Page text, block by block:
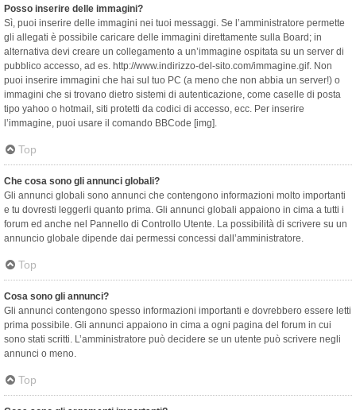
Posso inserire delle immagini?
Sì, puoi inserire delle immagini nei tuoi messaggi. Se l’amministratore permette
gli allegati è possibile caricare delle immagini direttamente sulla Board; in
alternativa devi creare un collegamento a un’immagine ospitata su un server di
pubblico accesso, ad es. http://www.indirizzo-del-sito.com/immagine.gif. Non
puoi inserire immagini che hai sul tuo PC (a meno che non abbia un server!) o
immagini che si trovano dietro sistemi di autenticazione, come caselle di posta
tipo yahoo o hotmail, siti protetti da codici di accesso, ecc. Per inserire
l’immagine, puoi usare il comando BBCode [img].
Top
Che cosa sono gli annunci globali?
Gli annunci globali sono annunci che contengono informazioni molto importanti
e tu dovresti leggerli quanto prima. Gli annunci globali appaiono in cima a tutti i
forum ed anche nel Pannello di Controllo Utente. La possibilità di scrivere su un
annuncio globale dipende dai permessi concessi dall’amministratore.
Top
Cosa sono gli annunci?
Gli annunci contengono spesso informazioni importanti e dovrebbero essere letti
prima possibile. Gli annunci appaiono in cima a ogni pagina del forum in cui
sono stati scritti. L’amministratore può decidere se un utente può scrivere negli
annunci o meno.
Top